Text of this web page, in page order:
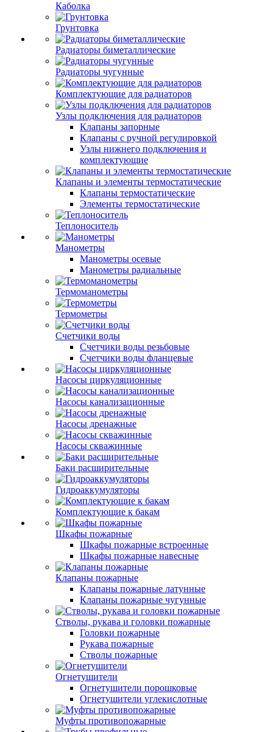
Каболка
Грунтовка
Радиаторы биметаллические
Радиаторы чугунные
Комплектующие для радиаторов
Узлы подключения для радиаторов
Клапаны запорные
Клапаны с ручной регулировкой
Узлы нижнего подключения и
комплектующие
Клапаны и элементы термостатические
Клапаны термостатические
Элементы термостатические
Теплоноситель
Манометры
Манометры осевые
Манометры радиальные
Термоманометры
Термометры
Счетчики воды
Счетчики воды резьбовые
Счетчики воды фланцевые
Насосы циркуляционные
Насосы канализационные
Насосы дренажные
Насосы скважинные
Баки расширительные
Гидроаккумуляторы
Комплектующие к бакам
Шкафы пожарные
Шкафы пожарные встроенные
Шкафы пожарные навесные
Клапаны пожарные
Клапаны пожарные латунные
Клапаны пожарные чугунные
Стволы, рукава и головки пожарные
Головки пожарные
Рукава пожарные
Стволы пожарные
Огнетушители
Огнетушители порошковые
Огнетушители углекислотные
Муфты противопожарные